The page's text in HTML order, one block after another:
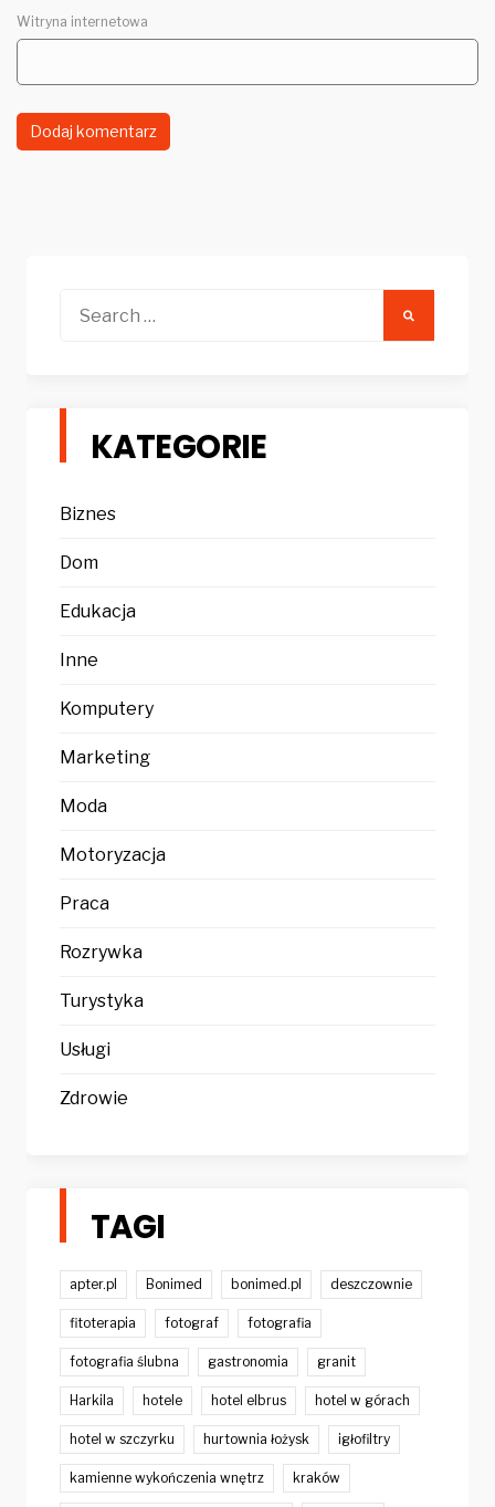
Witryna internetowa
KATEGORIE
Biznes
Dom
Edukacja
Inne
Komputery
Marketing
Moda
Motoryzacja
Praca
Rozrywka
Turystyka
Usługi
Zdrowie
TAGI
apter.pl Bonimed bonimed.pl deszczownie
fitoterapia fotograf fotografia
fotografia ślubna gastronomia granit
Harkila hotele hotel elbrus hotel w górach
hotel w szczyrku hurtownia łożysk igłofiltry
kamienne wykończenia wnętrz kraków